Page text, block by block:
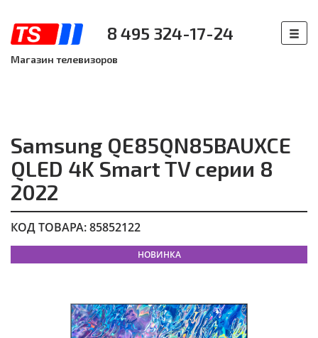
8 495 324-17-24
Магазин телевизоров
Samsung QE85QN85BAUXCE
QLED 4K Smart TV серии 8
2022
КОД ТОВАРА: 85852122
НОВИНКА